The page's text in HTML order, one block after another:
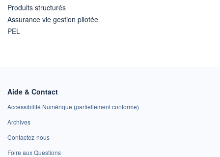
Produits structurés
Assurance vie gestion pilotée
PEL
Aide & Contact
Accessibilité Numérique (partiellement conforme)
Archives
Contactez-nous
Foire aux Questions